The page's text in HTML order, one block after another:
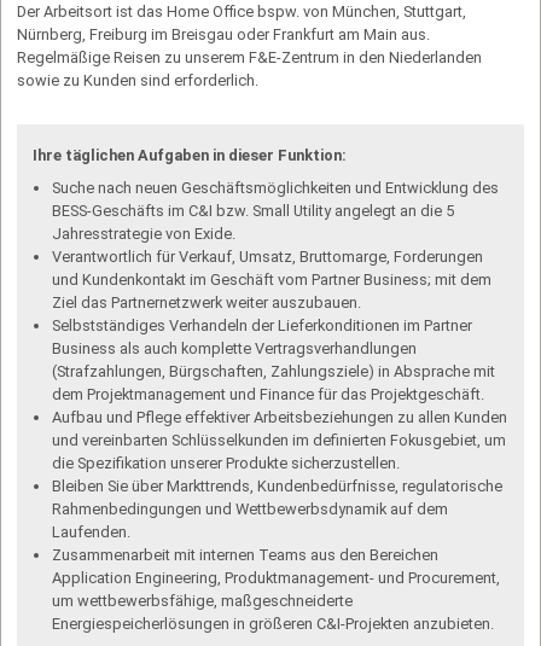
Der Arbeitsort ist das Home Office bspw. von München, Stuttgart,
Nürnberg, Freiburg im Breisgau oder Frankfurt am Main aus.
Regelmäßige Reisen zu unserem F&E-Zentrum in den Niederlanden
sowie zu Kunden sind erforderlich.
Ihre täglichen Aufgaben in dieser Funktion:
Suche nach neuen Geschäftsmöglichkeiten und Entwicklung des
BESS-Geschäfts im C&I bzw. Small Utility angelegt an die 5
Jahresstrategie von Exide.
Verantwortlich für Verkauf, Umsatz, Bruttomarge, Forderungen
und Kundenkontakt im Geschäft vom Partner Business; mit dem
Ziel das Partnernetzwerk weiter auszubauen.
Selbstständiges Verhandeln der Lieferkonditionen im Partner
Business als auch komplette Vertragsverhandlungen
(Strafzahlungen, Bürgschaften, Zahlungsziele) in Absprache mit
dem Projektmanagement und Finance für das Projektgeschäft.
Aufbau und Pflege effektiver Arbeitsbeziehungen zu allen Kunden
und vereinbarten Schlüsselkunden im definierten Fokusgebiet, um
die Spezifikation unserer Produkte sicherzustellen.
Bleiben Sie über Markttrends, Kundenbedürfnisse, regulatorische
Rahmenbedingungen und Wettbewerbsdynamik auf dem
Laufenden.
Zusammenarbeit mit internen Teams aus den Bereichen
Application Engineering, Produktmanagement- und Procure­ment,
um wettbewerbsfähige, maßgeschneiderte
Energiespeicherlösungen in größeren C&I-Projekten anzubieten.